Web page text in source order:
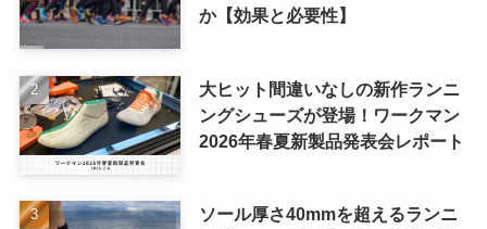
か【効果と必要性】
大ヒット間違いなしの新作ランニ
ングシューズが登場！ワークマン
2026年春夏新製品発表会レポート
ソール厚さ40mmを超えるランニ